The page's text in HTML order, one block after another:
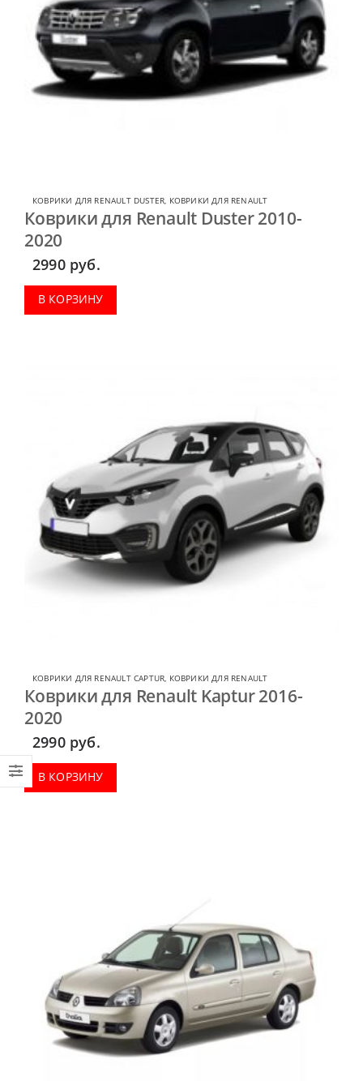
КОВРИКИ ДЛЯ RENAULT DUSTER КОВРИКИ ДЛЯ RENAULT
Коврики для Renault Duster 2010-
2020
2990 руб.
В КОРЗИНУ
КОВРИКИ ДЛЯ RENAULT CAPTUR КОВРИКИ ДЛЯ RENAULT
Коврики для Renault Kaptur 2016-
2020
2990 руб.
В КОРЗИНУ